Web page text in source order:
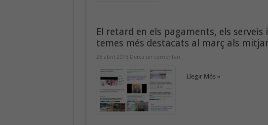
El retard en els pagaments, els serveis
temes més destacats al març als
28 abril 2016 Deixa un comentari
Llegir Més »